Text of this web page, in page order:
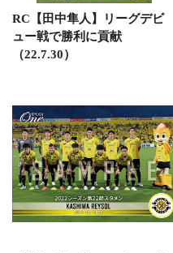
RC【田中隼人】リーグデビ
ュー戦で勝利に貢献
（22.7.30）